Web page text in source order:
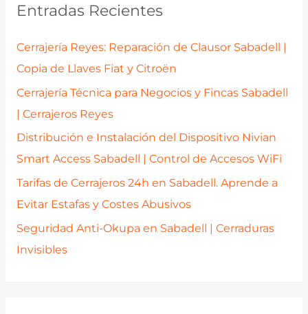
p
o
Entradas Recientes
Cerrajería Reyes: Reparación de Clausor Sabadell |
Copia de Llaves Fiat y Citroën
Cerrajería Técnica para Negocios y Fincas Sabadell
| Cerrajeros Reyes
Distribución e Instalación del Dispositivo Nivian
Smart Access Sabadell | Control de Accesos WiFi
Tarifas de Cerrajeros 24h en Sabadell. Aprende a
Evitar Estafas y Costes Abusivos
Seguridad Anti-Okupa en Sabadell | Cerraduras
Invisibles